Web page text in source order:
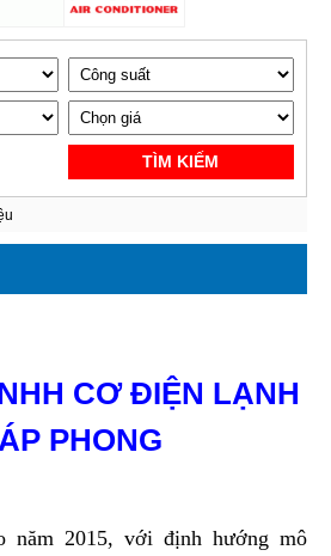
TÌM KIẾM
CƠ ĐIỆN LẠNH
PHONG
năm 2015, với định hướng mô